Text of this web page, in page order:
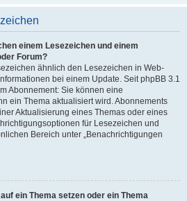
einem Lesezeichen und einem
Forum?
ähnlich den Lesezeichen in Web-
bei einem Update. Seit phpBB 3.1
Abonnement: Sie können eine
ein Thema aktualisiert wird. Abonnements
Aktualisierung eines Themas oder eines
für Lesezeichen und
Bereich unter „Benachrichtigungen
ein Thema setzen oder ein Thema